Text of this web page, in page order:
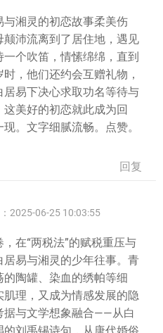
湘灵的初恋故事柔美伤
沛流离到了居住地，遇见
个吹笛，情愫绵绵，直到
，他们还约会互赠礼物，
易下决心求取功名等待与
美好的初恋就此成为回
。文字细腻流畅。点赞。
回复
2025-06-25 10:03:55
在“两税法”的赋税重压与
易与湘灵的少年往事。青
陶罐、染血的绣帕等细
理，又成为情感发展的隐
据与文学想象融合——从白